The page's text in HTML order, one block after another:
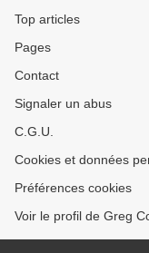
Top articles
Pages
Contact
Signaler un abus
C.G.U.
Cookies et données
Préférences cookies
Voir le profil de Greg